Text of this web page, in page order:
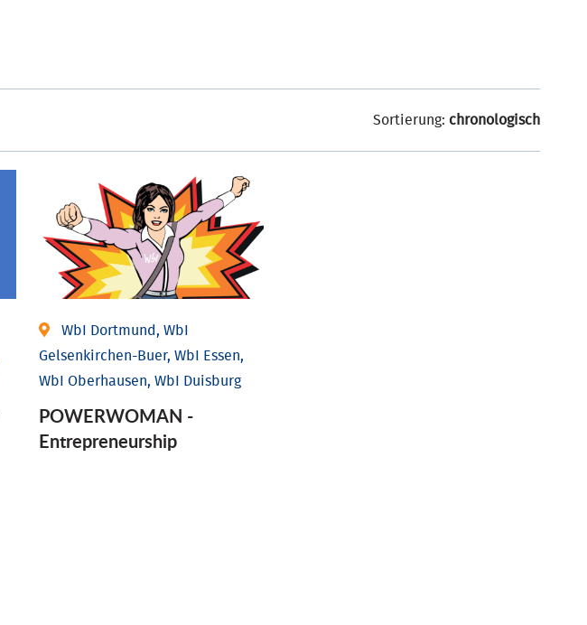
Sortierung: chronologisch
WbI Dortmund, WbI
Gelsenkirchen-Buer, WbI Essen,
WbI Oberhausen, WbI Duisburg
POWERWOMAN -
Entrepreneurship